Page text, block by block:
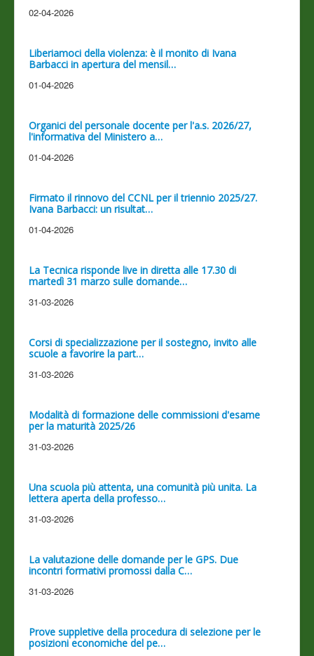
02-04-2026
Liberiamoci della violenza: è il monito di Ivana
Barbacci in apertura del mensil…
01-04-2026
Organici del personale docente per l'a.s. 2026/27,
l'informativa del Ministero a…
01-04-2026
Firmato il rinnovo del CCNL per il triennio 2025/27.
Ivana Barbacci: un risultat…
01-04-2026
La Tecnica risponde live in diretta alle 17.30 di
martedì 31 marzo sulle domande…
31-03-2026
Corsi di specializzazione per il sostegno, invito alle
scuole a favorire la part…
31-03-2026
Modalità di formazione delle commissioni d'esame
per la maturità 2025/26
31-03-2026
Una scuola più attenta, una comunità più unita. La
lettera aperta della professo…
31-03-2026
La valutazione delle domande per le GPS. Due
incontri formativi promossi dalla C…
31-03-2026
Prove suppletive della procedura di selezione per le
posizioni economiche del pe…